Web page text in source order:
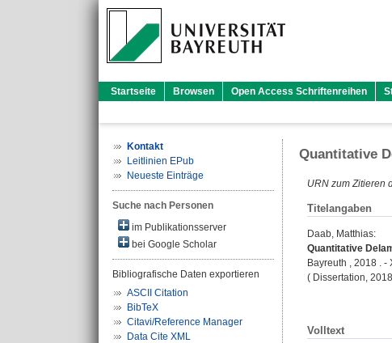
Startseite Browsen Open Access Schriftenreihen
Kontakt
Leitlinien EPub
Neueste Einträge
Suche nach Personen
im Publikationsserver
bei Google Scholar
Bibliografische Daten exportieren
ASCII Citation
BibTeX
Citavi/Reference Manager
Data Cite XML
Quantitative
URN zum Zitieren
Titelangaben
Daab, Matthias:
Quantitative
Bayreuth , 2018 . -
( Dissertation,
Volltext